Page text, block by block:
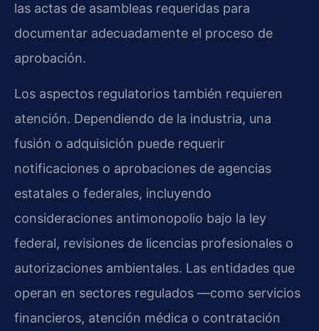
las actas de asambleas requeridas para
documentar adecuadamente el proceso de
aprobación.
Los aspectos regulatorios también requieren
atención. Dependiendo de la industria, una
fusión o adquisición puede requerir
notificaciones o aprobaciones de agencias
estatales o federales, incluyendo
consideraciones antimonopolio bajo la ley
federal, revisiones de licencias profesionales o
autorizaciones ambientales. Las entidades que
operan en sectores regulados —como servicios
financieros, atención médica o contratación